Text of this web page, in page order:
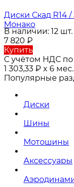
Диски Скад R14
Монако
В наличии: 12 шт.
7 820 ₽
Купить
С учётом НДС по
1 303,33 ₽ x 6 мес.
Популярные
Диски
Шины
Мотошины
Аксессуары